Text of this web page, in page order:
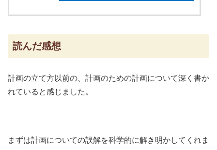
読んだ感想
計画の立て方以前の、計画のための計画について深く書か
れていると感じました。
まずは計画についての誤解を科学的に解き明かしてくれま